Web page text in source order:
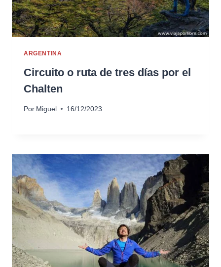
ARGENTINA
Circuito o ruta de tres días por el
Chalten
Por Miguel 16/12/2023